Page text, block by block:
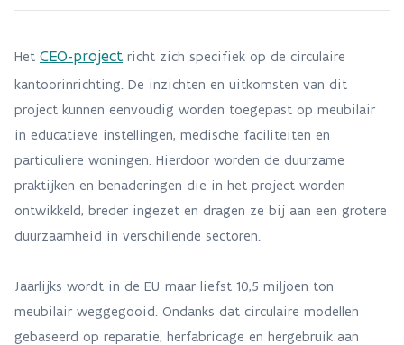
Het CEO-project richt zich specifiek op de circulaire
kantoorinrichting. De inzichten en uitkomsten van dit
project kunnen eenvoudig worden toegepast op meubilair
in educatieve instellingen, medische faciliteiten en
particuliere woningen. Hierdoor worden de duurzame
praktijken en benaderingen die in het project worden
ontwikkeld, breder ingezet en dragen ze bij aan een grotere
duurzaamheid in verschillende sectoren.
Jaarlijks wordt in de EU maar liefst 10,5 miljoen ton
meubilair weggegooid. Ondanks dat circulaire modellen
gebaseerd op reparatie, herfabricage en hergebruik aan